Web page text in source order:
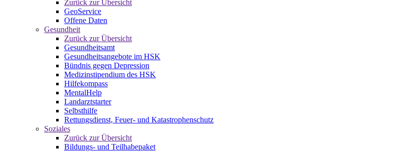
Zurück zur Übersicht
GeoService
Offene Daten
Gesundheit
Zurück zur Übersicht
Gesundheitsamt
Gesundheitsangebote im HSK
Bündnis gegen Depression
Medizinstipendium des HSK
Hilfekompass
MentalHelp
Landarztstarter
Selbsthilfe
Rettungsdienst, Feuer- und Katastrophenschutz
Soziales
Zurück zur Übersicht
Bildungs- und Teilhabepaket